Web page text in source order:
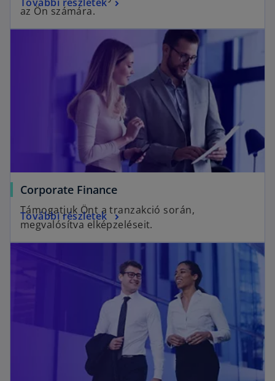
az Ön számára.
Corporate Finance
Támogatjuk Önt a tranzakció során,
megvalósítva elképzeléseit.
További részletek